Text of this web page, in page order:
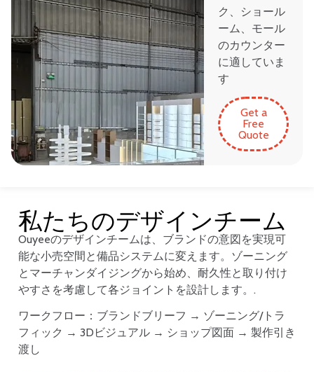
ク、ショール
ーム、モール
のカウンター
に適していま
す
Get a
Free
Quote
私たちのデザインチーム
Ouyeeのデザインチームは、ブランドの意図を実現可
能な小売空間と備品システムに変えます。ゾーニング
とマーチャンダイジングから始め、耐久性と取り付け
やすさを考慮して各ジョイントを設計します。.
ワークフロー：ブランドブリーフ → ゾーニング/トラ
フィック → 3Dビジュアル → ショップ図面 → 製作引き
渡し